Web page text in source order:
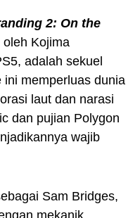
2: On the
Kojima
adalah sekuel
memperluas dunia
laut dan narasi
dan pujian Polygon
wajib
Sam Bridges,